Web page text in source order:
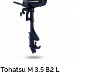
Tohatsu M 3.5 B2 L